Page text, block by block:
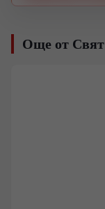
Още от Свят